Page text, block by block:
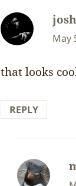
May
that looks
REPLY